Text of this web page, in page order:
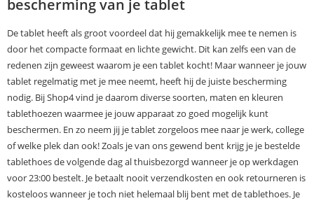
bescherming van je tablet
De tablet heeft als groot voordeel dat hij gemakkelijk mee te nemen is
door het compacte formaat en lichte gewicht. Dit kan zelfs een van de
redenen zijn geweest waarom je een tablet kocht! Maar wanneer je jouw
tablet regelmatig met je mee neemt, heeft hij de juiste bescherming
nodig. Bij Shop4 vind je daarom diverse soorten, maten en kleuren
tablethoezen waarmee je jouw apparaat zo goed mogelijk kunt
beschermen. En zo neem jij je tablet zorgeloos mee naar je werk, college
of welke plek dan ook! Zoals je van ons gewend bent krijg je je bestelde
tablethoes de volgende dag al thuisbezorgd wanneer je op werkdagen
voor 23:00 bestelt. Je betaalt nooit verzendkosten en ook retourneren is
kosteloos wanneer je toch niet helemaal blij bent met de tablethoes. Je